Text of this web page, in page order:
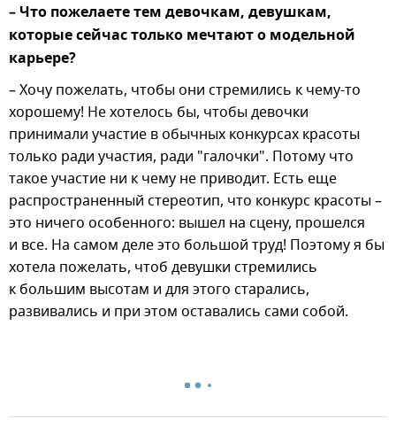
– Что пожелаете тем девочкам, девушкам,
которые сейчас только мечтают о модельной
карьере?
– Хочу пожелать, чтобы они стремились к чему-то
хорошему! Не хотелось бы, чтобы девочки
принимали участие в обычных конкурсах красоты
только ради участия, ради "галочки". Потому что
такое участие ни к чему не приводит. Есть еще
распространенный стереотип, что конкурс красоты –
это ничего особенного: вышел на сцену, прошелся
и все. На самом деле это большой труд! Поэтому я бы
хотела пожелать, чтоб девушки стремились
к большим высотам и для этого старались,
развивались и при этом оставались сами собой.